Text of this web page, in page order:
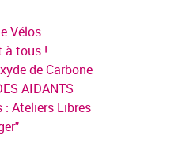
Vélos
à tous !
de Carbone
AIDANTS
: Ateliers Libres